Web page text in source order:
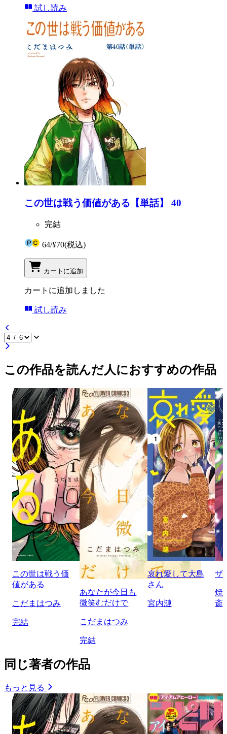
試し読み
この世は戦う価値がある【単話】 40
完結
64/¥70(税込)
カートに追加
カートに追加しました
試し読み
この作品を読んだ人におすすめの作品
この世は戦う価
値がある
こだまはつみ
完結
あなたが今日も
微笑むだけで
こだまはつみ
完結
哀れ愛して大島
さん
宮内漣
ザ
焼
斎
同じ著者の作品
もっと見る